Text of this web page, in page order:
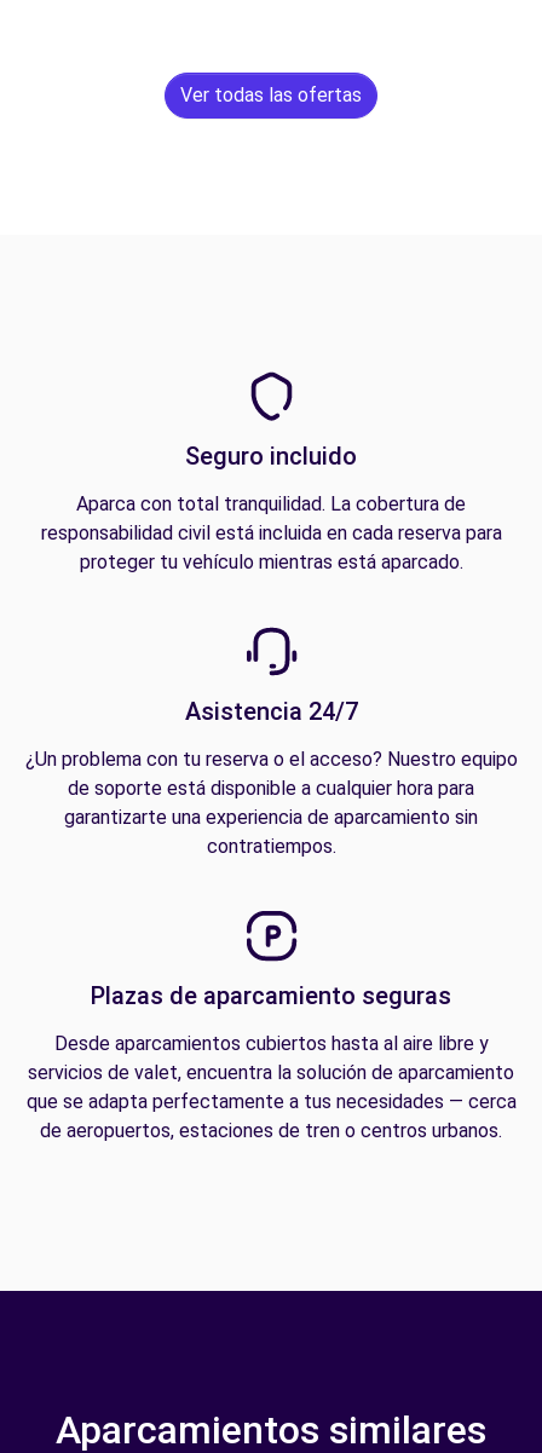
Ver todas las ofertas
Seguro incluido
Aparca con total tranquilidad. La cobertura de
responsabilidad civil está incluida en cada reserva para
proteger tu vehículo mientras está aparcado.
Asistencia 24/7
¿Un problema con tu reserva o el acceso? Nuestro equipo
de soporte está disponible a cualquier hora para
garantizarte una experiencia de aparcamiento sin
contratiempos.
Plazas de aparcamiento seguras
Desde aparcamientos cubiertos hasta al aire libre y
servicios de valet, encuentra la solución de aparcamiento
que se adapta perfectamente a tus necesidades — cerca
de aeropuertos, estaciones de tren o centros urbanos.
Aparcamientos similares